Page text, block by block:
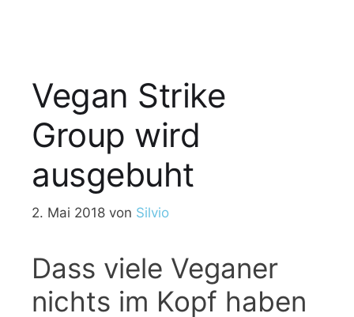
Vegan Strike
Group wird
ausgebuht
2. Mai 2018 von Silvio
Dass viele Veganer
nichts im Kopf haben